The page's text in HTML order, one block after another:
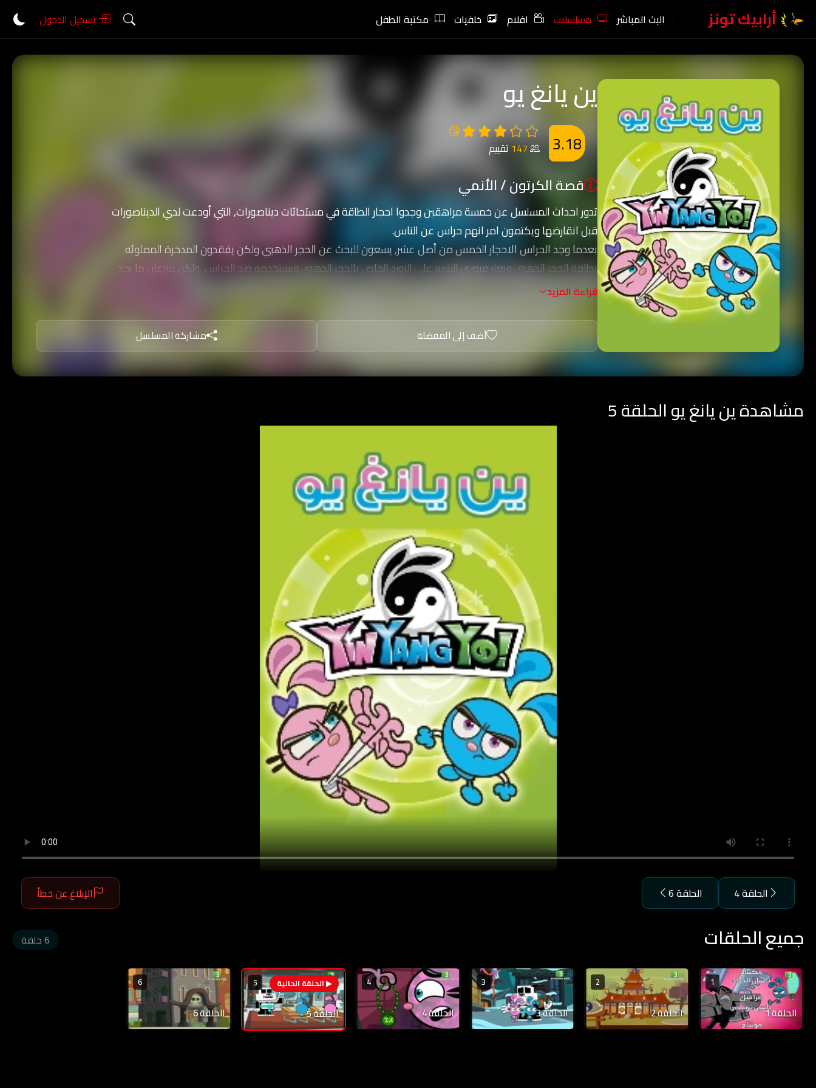
أرابيك تونز البث المباشر مسلسلات افلام خلفيات مكتبة الطفل تسجيل الدخول
ين يانغ يو
😘
147تقييم 3.18
قصة الكرتون / الأنمي
تدور احداث المسلسل عن خمسة مراهقين وجدوا احجار الطاقة في مستحاثات ديناصورات, التي أودعت لدي الديناصورات
قبل انقارضها ويكتمون امر انهم حراس عن الناس.
بعدما وجد الحراس الاحجار الخمس من أصل عشر, يسعون للبحث عن الحجر الذهبي ولكن يفقدون المدخرة المملوئه
بطاقة الحجر الذهبي ويعثر فيوري الشرير على الزورد الخاص بالحجر الذهبي ويستخدمه ضد الحراس, ولكن سرعان ما يجد
الحراس حارسهم الذهبي ويسترد الحارس الذهبي المدخرة والزورد من فيوري.
قراءة المزيد
أضف إلى المفضلة مشاركة المسلسل
مشاهدة ين يانغ يو الحلقة 5
الحلقة 4 الحلقة 6 الإبلاغ عن خطأ
جميع الحلقات 6 حلقة
1
الحلقة 1
2
الحلقة 2
3
الحلقة 3
4
الحلقة 4
5
الحلقة 5
6
الحلقة 6